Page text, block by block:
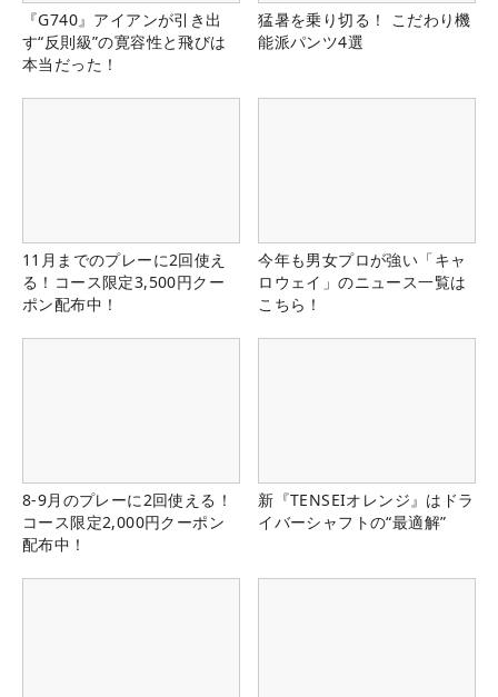
『G740』アイアンが引き出
す“反則級”の寛容性と飛びは
本当だった！
猛暑を乗り切る！ こだわり機
能派パンツ4選
11月までのプレーに2回使え
る！コース限定3,500円クー
ポン配布中！
今年も男女プロが強い「キャ
ロウェイ」のニュース一覧は
こちら！
8-9月のプレーに2回使える！
コース限定2,000円クーポン
配布中！
新『TENSEIオレンジ』はドラ
イバーシャフトの“最適解”